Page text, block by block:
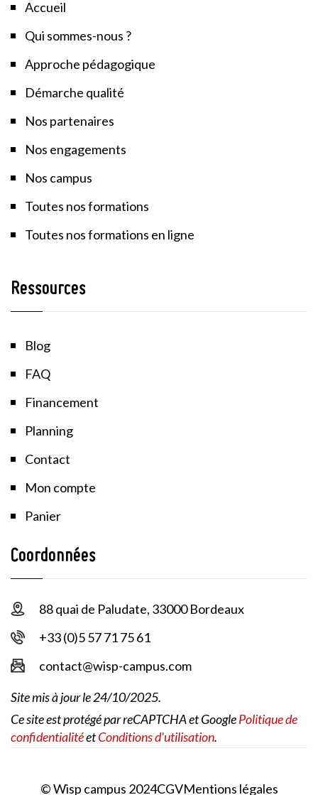
Accueil
Qui sommes-nous ?
Approche pédagogique
Démarche qualité
Nos partenaires
Nos engagements
Nos campus
Toutes nos formations
Toutes nos formations en ligne
Ressources
Blog
FAQ
Financement
Planning
Contact
Mon compte
Panier
Coordonnées
88 quai de Paludate, 33000 Bordeaux
+33 (0)5 57 71 75 61
contact@wisp-campus.com
Site mis à jour le 24/10/2025.
Ce site est protégé par reCAPTCHA et GooglePolitique de
confidentialitéetConditions d'utilisation.
© Wisp campus 2024CGVMentions légales